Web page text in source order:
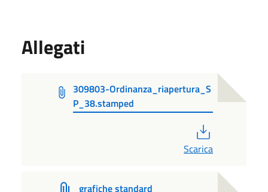
Allegati
309803-Ordinanza_riapertura_S
P_38.stamped
Scarica
grafiche standard